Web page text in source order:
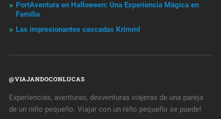
PortAventura en Halloween: Una Experiencia Mágica en
Familia
Las impresionantes cascadas Krimml
@VIAJANDOCONLUCAS
Experiencias, aventuras, desventuras viajeras de una pareja
de un niño pequeño. Viajar con un niño pequeño se puede!